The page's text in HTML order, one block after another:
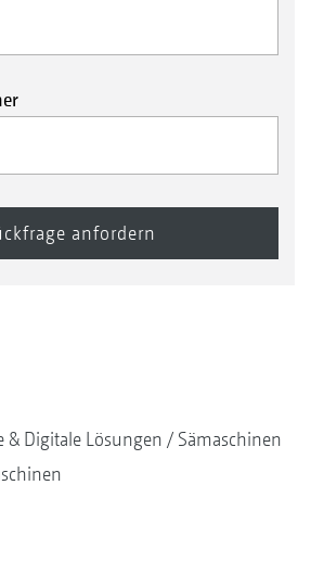
& Digitale Lösungen
Sämaschinen